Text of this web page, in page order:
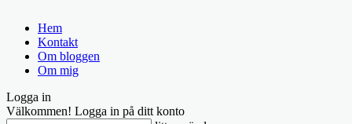
Hem
Kontakt
Om bloggen
Om mig
Logga in
Välkommen! Logga in på ditt konto